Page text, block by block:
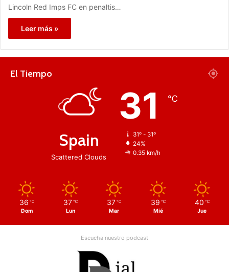
Lincoln Red Imps FC en penaltis…
Leer más »
El Tiempo
Spain
Scattered Clouds
31 ℃
31º - 31º
24%
0.35 km/h
36 ℃
Dom
37 ℃
Lun
37 ℃
Mar
39 ℃
Mié
40 ℃
Jue
Escucha nuestro podcast